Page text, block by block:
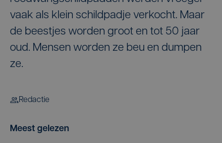
vaak als klein schildpadje verkocht. Maar
de beestjes worden groot en tot 50 jaar
oud. Mensen worden ze beu en dumpen
ze.
Redactie
Meest gelezen